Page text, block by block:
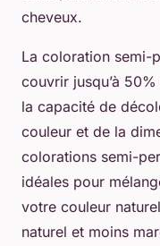
cheveux.
La coloration semi-
couvrir jusqu’à
la capacité de
couleur et de la
colorations semi-
idéales pour
votre couleur
naturel et moins